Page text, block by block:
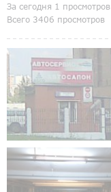
За сегодня 1 просмотров
Всего 3406 просмотров